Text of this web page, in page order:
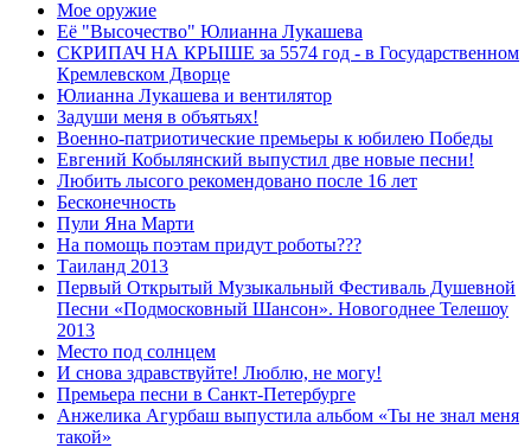
Мое оружие
Её "Высочество" Юлианна Лукашева
СКРИПАЧ НА КРЫШЕ за 5574 год - в Государственном
Кремлевском Дворце
Юлианна Лукашева и вентилятор
Задуши меня в объятьях!
Военно-патриотические премьеры к юбилею Победы
Евгений Кобылянский выпустил две новые песни!
Любить лысого рекомендовано после 16 лет
Бесконечность
Пули Яна Марти
На помощь поэтам придут роботы???
Таиланд 2013
Первый Открытый Музыкальный Фестиваль Душевной
Песни «Подмосковный Шансон». Новогоднее Телешоу
2013
Место под солнцем
И снова здравствуйте! Люблю, не могу!
Премьера песни в Санкт-Петербурге
Анжелика Агурбаш выпустила альбом «Ты не знал меня
такой»